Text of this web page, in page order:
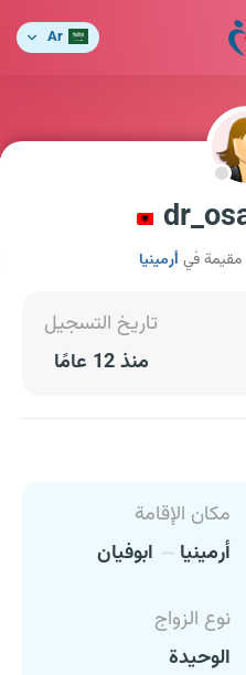
Ar
مقيمة في أرمينيا
تاريخ التسجيل
منذ 12 عامًا
مكان الإقامة
أرمينيا
ابوفيان
نوع الزواج
الوحيدة